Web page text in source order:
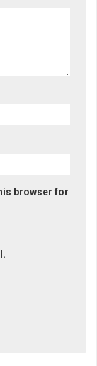
browser for